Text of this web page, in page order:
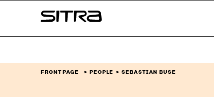
↓
Sitra
FRONT PAGE PEOPLE SEBASTIAN BUSE